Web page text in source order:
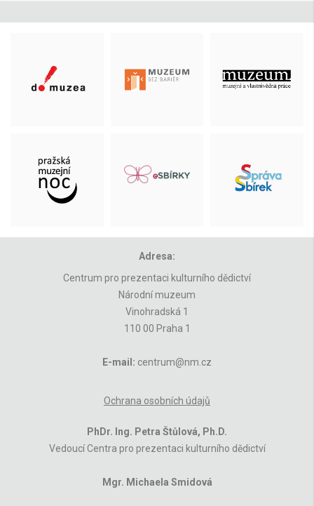
Adresa:
Centrum pro prezentaci kulturního dědictví
Národní muzeum
Vinohradská 1
110 00 Praha 1
E-mail: centrum@nm.cz
Ochrana osobních údajů
PhDr. Ing. Petra Štůlová, Ph.D.
Vedoucí Centra pro prezentaci kulturního dědictví
Mgr. Michaela Smidová